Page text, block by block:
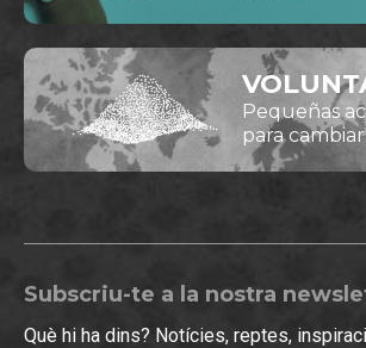
Pequeñas
para
Subscriu-te a la nostra
Què hi ha dins? Notícies, reptes,